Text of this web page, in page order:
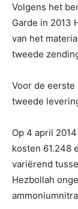
Volgens het
Garde in 2013
van het
tweede
Voor de
tweede
Op 4 april
kosten 61.248
variërend
Hezbollah